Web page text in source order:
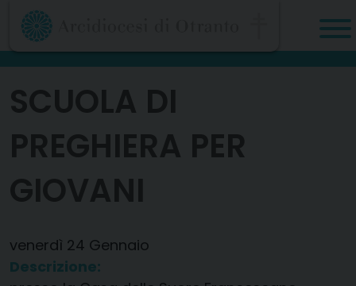
Skip
content
SCUOLA DI
PREGHIERA PER
GIOVANI
venerdì 24 Gennaio
Descrizione: